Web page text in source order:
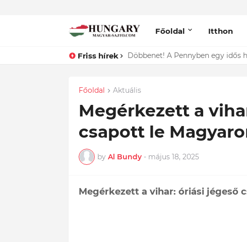
Főoldal Itthon
Friss hírek Lefotózták Oláh Ibolyát, amint
Főoldal Aktuális
Megérkezett a
csapott le
by Al Bundy - május 18, 2025
Megérkezett a vihar: óriási jégeső